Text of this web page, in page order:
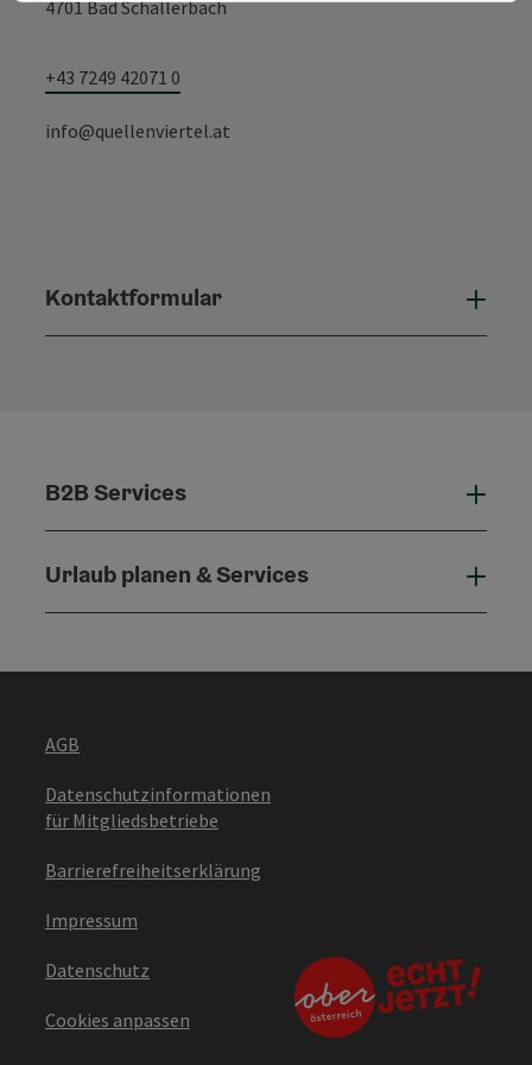
4701 Bad Schallerbach
+43 7249 42071 0
info@quellenviertel.at
Kontaktformular
B2B Services
Urlaub planen & Services
AGB
Datenschutzinformationen
für Mitgliedsbetriebe
Barrierefreiheitserklärung
Impressum
Datenschutz
Cookies anpassen